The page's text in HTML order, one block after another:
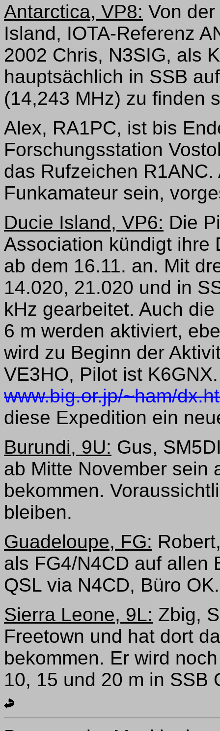
Antarctica, VP8: Von
Island, IOTA-Referenz
2002 Chris, N3SIG, als
hauptsächlich in SSB
(14,243 MHz) zu finden
Alex, RA1PC, ist bis
Forschungsstation
das Rufzeichen
Funkamateur sein,
Ducie Island, VP6: Die
Association kündigt ihre
ab dem 16.11. an. Mit
14.020, 21.020 und in
kHz gearbeitet. Auch
6 m werden aktiviert,
wird zu Beginn der
VE3HO, Pilot ist
www.big.or.jp/~ham/
diese Expedition ein
Burundi, 9U: Gus,
ab Mitte November sein
bekommen.
bleiben.
Guadeloupe, FG:
als FG4/N4CD auf allen
QSL via N4CD, Büro OK.
Sierra Leone, 9L: Zbig,
Freetown und hat dort
bekommen. Er wird
10, 15 und 20 m in SSB